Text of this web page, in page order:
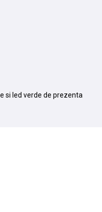
si led verde de prezenta